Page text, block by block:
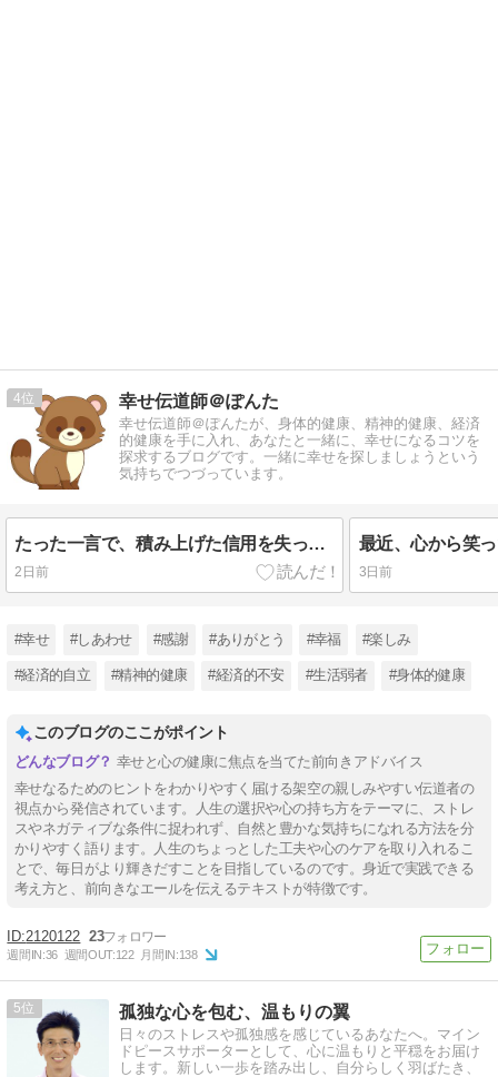
4 幸せ伝道師＠ぽんた
幸せ伝道師＠ぽんたが、身体的健康、精神的健康、経済
的健康を手に入れ、あなたと一緒に、幸せになるコツを
探求するブログです。一緒に幸せを探しましょうという
気持ちでつづっています。
たった一言で、積み上げた信用を失ってしまうことがあります
2日前
最近、心から笑
3日前
#幸せ #しあわせ #感謝 #ありがとう #幸福 #楽しみ
#経済的自立 #精神的健康 #経済的不安 #生活弱者 #身体的健康
このブログのここがポイント
幸せと心の健康に焦点を当てた前向きアドバイス
幸せなるためのヒントをわかりやすく届ける架空の親しみやすい伝道者の
視点から発信されています。人生の選択や心の持ち方をテーマに、ストレ
スやネガティブな条件に捉われず、自然と豊かな気持ちになれる方法を分
かりやすく語ります。人生のちょっとした工夫や心のケアを取り入れるこ
とで、毎日がより輝きだすことを目指しているのです。身近で実践できる
考え方と、前向きなエールを伝えるテキストが特徴です。
2120122 23
週間IN:36 週間OUT:122 月間IN:138
5 孤独な心を包む、温もりの翼
日々のストレスや孤独感を感じているあなたへ。マイン
ドピースサポーターとして、心に温もりと平穏をお届け
します。新しい一歩を踏み出し、自分らしく羽ばたき、